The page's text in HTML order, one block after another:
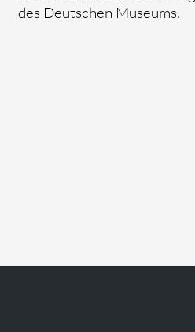
des Deutschen Museums.